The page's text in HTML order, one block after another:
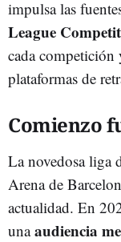
impulsa las
League
cada competición
plataformas de
Comienzo
La novedosa liga
Arena de
actualidad. En
unaaudiencia